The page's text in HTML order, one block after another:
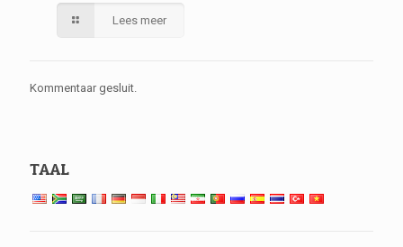
Lees meer
Kommentaar gesluit.
TAAL